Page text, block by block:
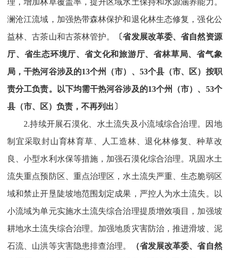
澜沧江流域，加强热带森林保护和退化林生态修复，强化公
益林、古茶山和古茶林管护。
〔省发展改革委、省自然资源
厅、省生态环境厅、省文化和旅游厅、省林草局、省气象
局，干热河谷涉及的13个州（市）、53个县（市、区）按职
责分工负责。以下均需干热河谷涉及的13个州（市）、53个
县（市、区）负责，不再列出〕
2.持续开展石漠化、水土流失及小流域综合治理。因地
制宜采取封山育林育草、人工造林、退化林修复、种草改
良、小型水利水保等措施，加强石漠化综合治理。巩固水土
流失重点预防区、重点治理区，水土流失严重、生态脆弱区
域和禁止开垦陡坡地范围划定成果，严控人为水土流失。以
小流域为单元实施水土流失综合治理提质增效项目，加强坡
耕地水土流失综合治理。加强地质灾害防治，推进滑坡、泥
石流、山洪等灾害隐患排查治理。
（省发展改革委、省自然